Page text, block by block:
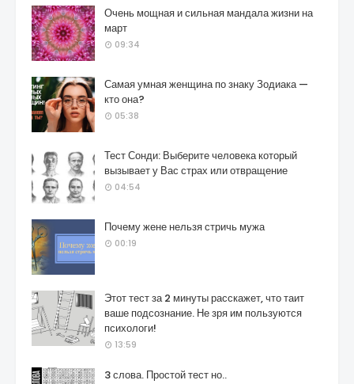
Очень мощная и сильная мандала жизни на
март
09:34
Самая умная женщина по знаку Зодиака —
кто она?
05:38
Тест Сонди: Выберите человека который
вызывает у Вас страх или отвращение
04:54
Почему жене нельзя стричь мужа
00:19
Этот тест за 2 минуты расскажет, что таит
ваше подсознание. Не зря им пользуются
психологи!
13:59
3 слова. Простой тест но..